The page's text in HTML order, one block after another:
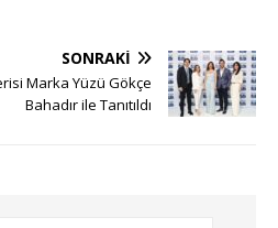
SONRAKI
Marka Yüzü Gökçe
Bahadır ile Tanıtıldı